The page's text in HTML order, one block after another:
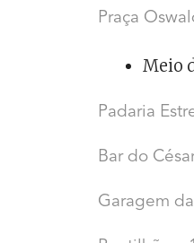
Praça
Meio
Padaria
Bar do
Garagem